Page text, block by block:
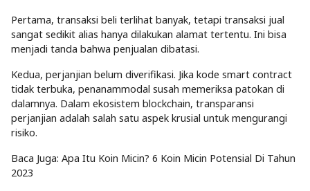
Pertama, transaksi beli terlihat banyak, tetapi transaksi jual
sangat sedikit alias hanya dilakukan alamat tertentu. Ini bisa
menjadi tanda bahwa penjualan dibatasi.
Kedua, perjanjian belum diverifikasi. Jika kode smart contract
tidak terbuka, penanammodal susah memeriksa patokan di
dalamnya. Dalam ekosistem blockchain, transparansi
perjanjian adalah salah satu aspek krusial untuk mengurangi
risiko.
Baca Juga: Apa Itu Koin Micin? 6 Koin Micin Potensial Di Tahun
2023